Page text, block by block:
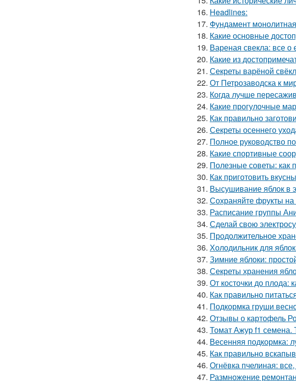
16. Headlines:
17. Фундамент
18. Какие основные
19. Вареная свекла: все о
20. Какие из
21. Секреты варёной
22. От Петрозаводска к
23. Когда лучше
24. Какие прогулочные
25. Как правильно
26. Секреты осеннего
27. Полное руководство
28. Какие спортивные
29. Полезные советы: как
30. Как приготовить
31. Высушивание яблок в
32. Сохраняйте фрукты на
33. Расписание группы
34. Сделай свою
35. Продолжительное
36. Холодильник для
37. Зимние яблоки:
38. Секреты хранения
39. От косточки до
40. Как правильно
41. Подкормка груши
42. Отзывы о картофель
43. Томат Ажур f1 семена.
44. Весенняя подкормка:
45. Как правильно
46. Огнёвка пчелиная:
47. Размножение